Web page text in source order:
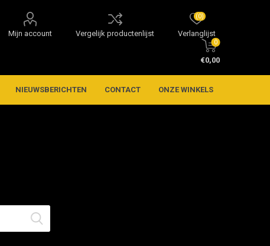
Mijn account Vergelijk productenlijst Verlanglijst
(0)
0
€0,00
NIEUWSBERICHTEN CONTACT ONZE WINKELS